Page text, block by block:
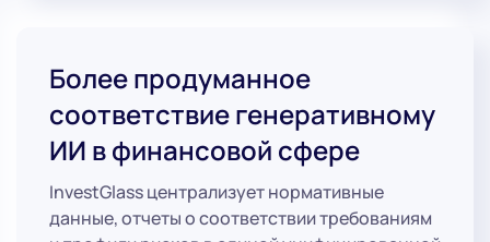
Более продуманное
соответствие генеративному
ИИ в финансовой сфере
InvestGlass централизует нормативные
данные, отчеты о соответствии требованиям